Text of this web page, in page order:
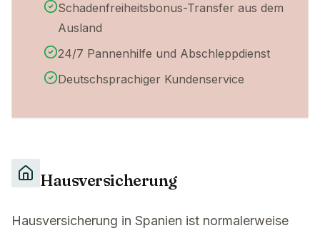
Schadenfreiheitsbonus-Transfer aus dem
Ausland
24/7 Pannenhilfe und Abschleppdienst
Deutschsprachiger Kundenservice
Hausversicherung
Hausversicherung in Spanien ist normalerweise